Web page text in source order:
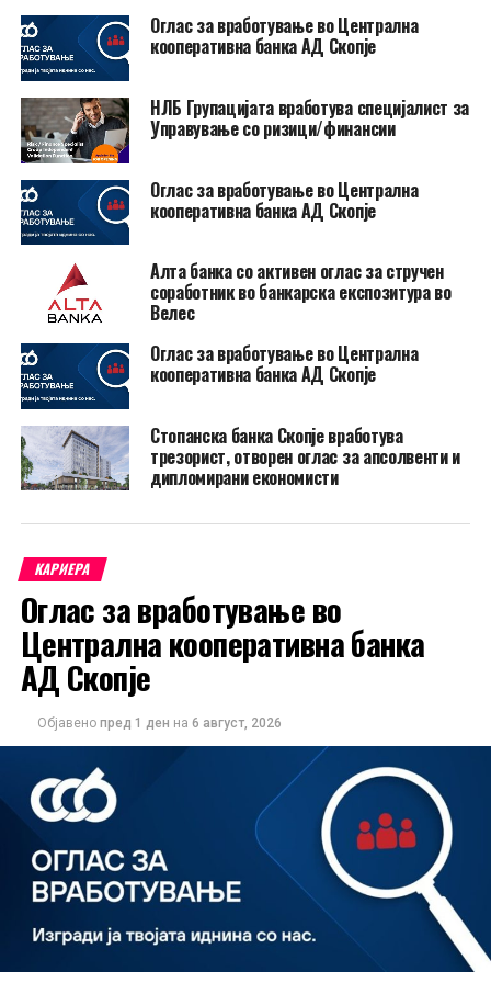
Оглас за вработување во Централна
кооперативна банка АД Скопје
НЛБ Групацијата вработува специјалист за
Управување со ризици/финансии
Оглас за вработување во Централна
кооперативна банка АД Скопје
Алта банка со активен оглас за стручен
соработник во банкарска експозитура во
Велес
Оглас за вработување во Централна
кооперативна банка АД Скопје
Стопанска банка Скопје вработува
трезорист, отворен оглас за апсолвенти и
дипломирани економисти
КАРИЕРА
Оглас за вработување во
Централна кооперативна банка
АД Скопје
Објавено пред 1 ден на 6 август, 2026